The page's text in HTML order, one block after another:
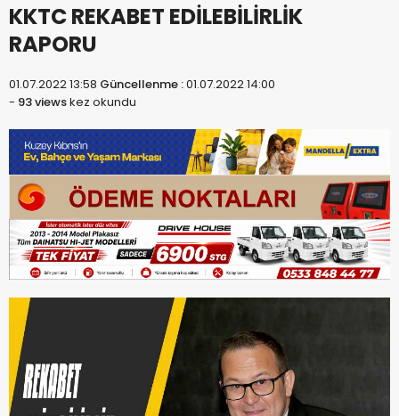
KKTC REKABET EDİLEBİLİRLİK
RAPORU
01.07.2022 13:58 Güncellenme :01.07.2022 14:00
- 93 viewskez okundu